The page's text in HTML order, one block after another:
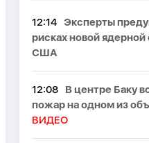
12:14
Эксперты
рисках новой ядерной
США
12:08
В центре Баку
пожар на одном из
ВИДЕО